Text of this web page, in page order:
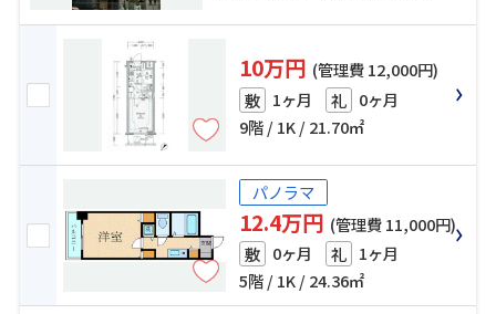
10万円 (管理費 12,000円)
敷 1ヶ月 礼 0ヶ月
9階 / 1K / 21.70㎡
パノラマ
12.4万円 (管理費 11,000円)
敷 0ヶ月 礼 1ヶ月
5階 / 1K / 24.36㎡